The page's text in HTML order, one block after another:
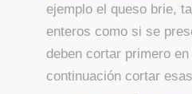
ejemplo el queso brie,
enteros como si se
deben cortar primero
continuación cortar